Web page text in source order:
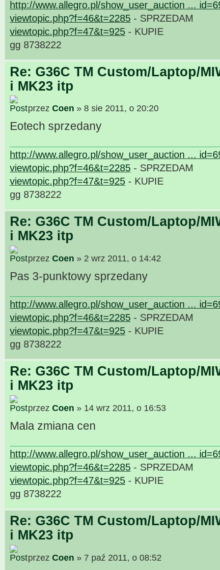
http://www.allegro.pl/show_user_auction ...
viewtopic.php?f=46&t=2285 - SPRZEDAM
viewtopic.php?f=47&t=925 - KUPIE
gg 8738222
Re: G36C TM Custom/Laptop/
i MK23 itp
przez Coen » 8 sie 2011, o 20:20
Eotech sprzedany
http://www.allegro.pl/show_user_auction ...
viewtopic.php?f=46&t=2285 - SPRZEDAM
viewtopic.php?f=47&t=925 - KUPIE
gg 8738222
Re: G36C TM Custom/Laptop/
i MK23 itp
przez Coen » 2 wrz 2011, o 14:42
Pas 3-punktowy sprzedany
http://www.allegro.pl/show_user_auction ...
viewtopic.php?f=46&t=2285 - SPRZEDAM
viewtopic.php?f=47&t=925 - KUPIE
gg 8738222
Re: G36C TM Custom/Laptop/
i MK23 itp
przez Coen » 14 wrz 2011, o 16:53
Mala zmiana cen
http://www.allegro.pl/show_user_auction ...
viewtopic.php?f=46&t=2285 - SPRZEDAM
viewtopic.php?f=47&t=925 - KUPIE
gg 8738222
Re: G36C TM Custom/Laptop/
i MK23 itp
przez Coen » 7 paź 2011, o 08:52